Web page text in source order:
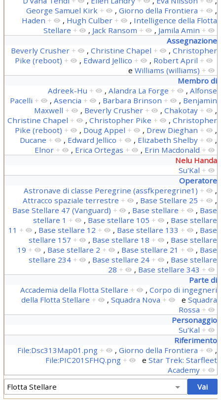
George Samuel Kirk + ,Giorno della Frontiera +
,
Haden + , Hugh Culber + , Intelligence della Flotta
Stellare + , Jack Ransom + , Jamila Amin +
Assegnazione
Beverly Crusher + ,Christine Chapel + ,Christopher
Pike (reboot) + , Edward Jellico + , Robert April +
eWilliams (williams) +
Membro di
Adreek-Hu + ,Alandra La Forge + ,Alfonse
Pacelli + ,Asencia + , Barbara Brinson + , Benjamin
Maxwell + , Beverly Crusher + ,Chakotay +
,
Christine Chapel + ,Christopher Pike + ,Christopher
Pike (reboot) + , Doug Appel + , Drew Dieghan +
,
Ducane + , Edward Jellico + , Elizabeth Shelby +
,
Elnor + , Erica Ortegas + , Erin Macdonald +
Nelu Handa
Su'Kal +
Operatore
Astronave di classe Peregrine (assfkperegrine1) +
,
Attracco spaziale terrestre + , Base Stellare 25 +
,
Base Stellare 47 (Vanguard) + , Base stellare + , Base
stellare 1 + , Base stellare 105 + , Base stellare
11 + , Base stellare 12 + , Base stellare 133 + , Base
stellare 157 + , Base stellare 18 + , Base stellare
19 + , Base stellare 2 + , Base stellare 21 + , Base
stellare 234 + , Base stellare 24 + , Base stellare
28 + , Base stellare 343 +
Parte di
Accademia della Flotta Stellare + ,Corpo di ingegneri
della Flotta Stellare + ,Squadra Nova + eSquadra
Rossa +
Personaggio
Su'Kal +
Riferimento
File:Dsc313Map01.png + ,Giorno della Frontiera +
,
File:PIC201SFHQ.png + eStar Trek: Starfleet
Academy +